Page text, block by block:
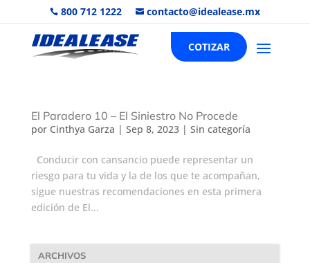
 800 712 1222  contacto@idealease.mx
COTIZAR
El Paradero 10 – El Siniestro No Procede
por Cinthya Garza | Sep 8, 2023| Sin categoría
Conducir con cansancio puede representar un
riesgo para tu vida y la de los que te acompañan,
sigue nuestras recomendaciones en esta primera
edición de El...
ARCHIVOS